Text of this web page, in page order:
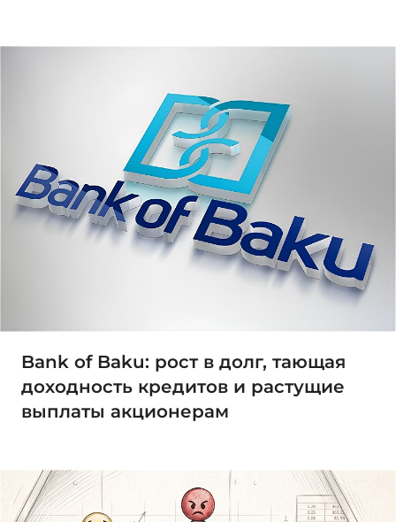
Bank of Baku: рост в долг, тающая
доходность кредитов и растущие
выплаты акционерам